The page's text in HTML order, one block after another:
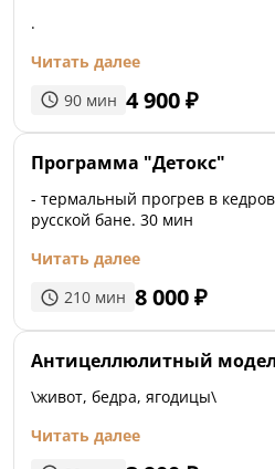
.
Читать далее
90 мин 4 900₽
Программа "Детокс"
- термальный прогрев в
русской бане. 30 мин
Читать далее
210 мин 8 000₽
Антицеллюлитный
\живот, бедра, ягодицы\
Читать далее